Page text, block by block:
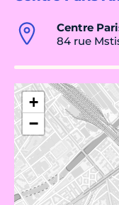
Centre
84 rue
+
−